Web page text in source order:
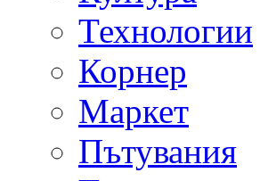
Технологии
Корнер
Маркет
Пътувания